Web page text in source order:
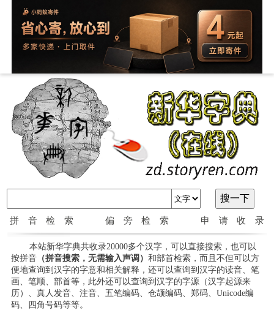
拼音检索 偏旁检索 申请收录
本站新华字典共收录20000多个汉字，可以直接搜索，也可以
按拼音（拼音搜索，无需输入声调） 和部首检索，而且不但可以方
便地查询到汉字的字意和相关解释，还可以查询到汉字的读音、笔
画、笔顺、部首等，此外还可以查询到汉字的字源（汉字起源来
历）、真人发音、注音、五笔编码、仓颉编码、郑码、Unicode编
码、四角号码等等。